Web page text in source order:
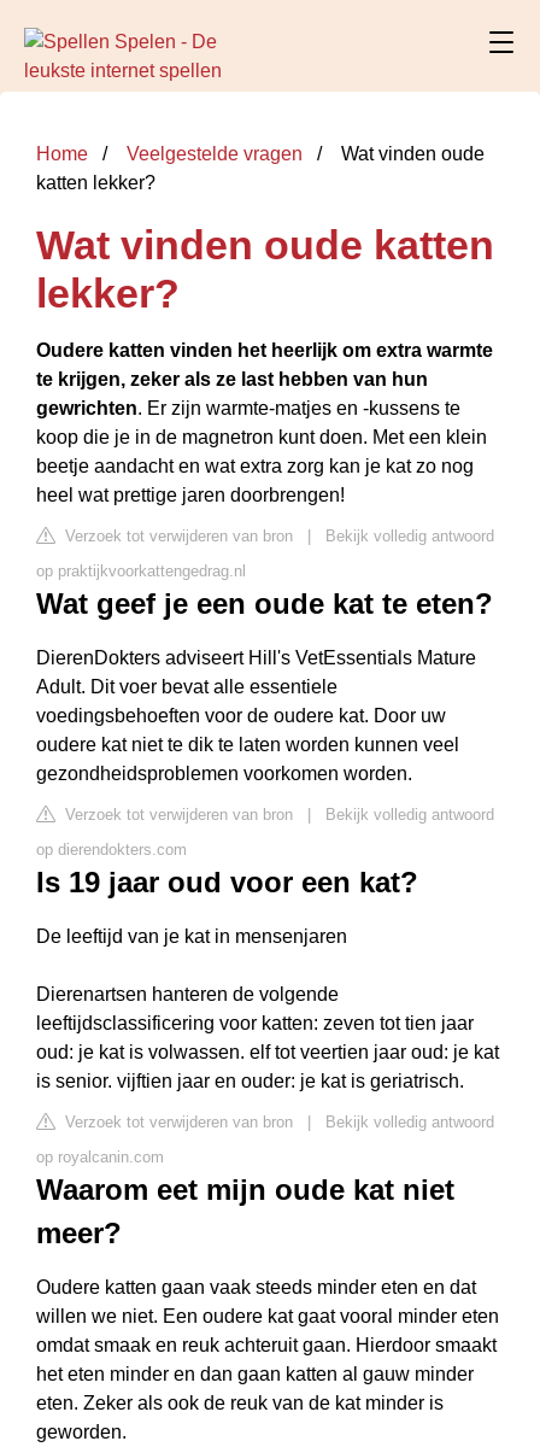
Home Veelgestelde vragen
Wat vinden oude
katten lekker?
Wat vinden oude katten
lekker?
Oudere katten vinden het heerlijk om extra warmte
te krijgen, zeker als ze last hebben van hun
gewrichten. Er zijn warmte-matjes en -kussens te
koop die je in de magnetron kunt doen. Met een klein
beetje aandacht en wat extra zorg kan je kat zo nog
heel wat prettige jaren doorbrengen!
Verzoek tot verwijderen van bron
Bekijk volledig antwoord
op praktijkvoorkattengedrag.nl
Wat geef je een oude kat te eten?
DierenDokters adviseert Hill's VetEssentials Mature
Adult. Dit voer bevat alle essentiele
voedingsbehoeften voor de oudere kat. Door uw
oudere kat niet te dik te laten worden kunnen veel
gezondheidsproblemen voorkomen worden.
Verzoek tot verwijderen van bron
Bekijk volledig antwoord
op dierendokters.com
Is 19 jaar oud voor een kat?
De leeftijd van je kat in mensenjaren
Dierenartsen hanteren de volgende
leeftijdsclassificering voor katten: zeven tot tien jaar
oud: je kat is volwassen. elf tot veertien jaar oud: je kat
is senior. vijftien jaar en ouder: je kat is geriatrisch.
Verzoek tot verwijderen van bron
Bekijk volledig antwoord
op royalcanin.com
Waarom eet mijn oude kat niet
meer?
Oudere katten gaan vaak steeds minder eten en dat
willen we niet. Een oudere kat gaat vooral minder eten
omdat smaak en reuk achteruit gaan. Hierdoor smaakt
het eten minder en dan gaan katten al gauw minder
eten. Zeker als ook de reuk van de kat minder is
geworden.